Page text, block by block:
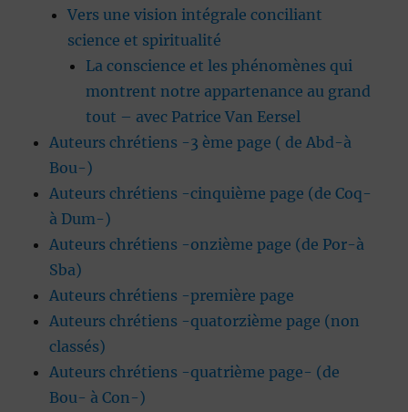
Vers une vision intégrale conciliant
science et spiritualité
La conscience et les phénomènes qui
montrent notre appartenance au grand
tout – avec Patrice Van Eersel
Auteurs chrétiens -3 ème page ( de Abd-à
Bou-)
Auteurs chrétiens -cinquième page (de Coq-
à Dum-)
Auteurs chrétiens -onzième page (de Por-à
Sba)
Auteurs chrétiens -première page
Auteurs chrétiens -quatorzième page (non
classés)
Auteurs chrétiens -quatrième page- (de
Bou- à Con-)